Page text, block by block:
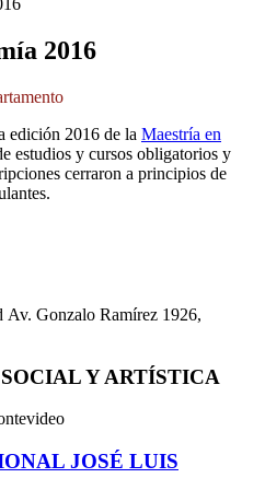
2016
edición 2016 de la Maestría en
estudios y cursos obligatorios y
cerraron a principios de
Gonzalo Ramírez 1926,
Y ARTÍSTICA
JOSÉ LUIS